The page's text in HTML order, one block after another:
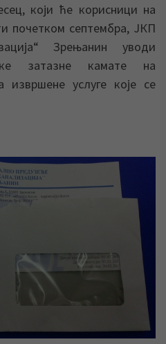
који ће корисници на
почетком септембра, ЈКП
Зрењанин уводи
затазне камате на
извршене услуге које се